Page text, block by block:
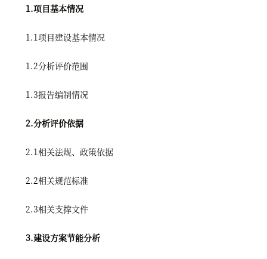
1.项目基本情况
1.1项目建设基本情况
1.2分析评价范围
1.3报告编制情况
2.分析评价依据
2.1相关法规、政策依据
2.2相关规范标准
2.3相关支撑文件
3.建设方案节能分析